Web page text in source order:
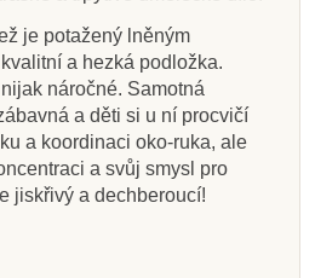
Pískové obrázky -
Africká zvířata
249 Kč
Zobrazit detail
obrázky - Ohrožená
zvířata
445 Kč
Zobrazit detail
Pískové obrázky -
Exotická zvířata
260 Kč289 Kč
Zobrazit detail
Pískové obrázky -
Ryby a delfíni
249 Kč
Zobrazit detail
je potažený lněným
a hezká podložka.
náročné. Samotná
a děti si u ní procvičí
a koordinaci oko-ruka, ale
a svůj smysl pro
jiskřivý a dechberoucí!